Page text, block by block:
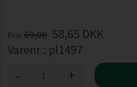
Pris 69,00 58,65 DKK
Varenr.: pl1497
+
-